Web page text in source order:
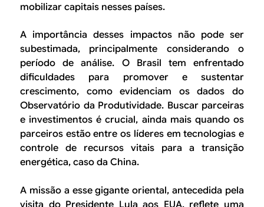
mobilizar capitais nesses países.
A importância desses impactos não pode ser
subestimada, principalmente considerando o
período de análise. O Brasil tem enfrentado
dificuldades para promover e sustentar
crescimento, como evidenciam os dados do
Observatório da Produtividade. Buscar parceiras
e investimentos é crucial, ainda mais quando os
parceiros estão entre os líderes em tecnologias e
controle de recursos vitais para a transição
energética, caso da China.
A missão a esse gigante oriental, antecedida pela
visita do Presidente Lula aos EUA, reflete uma